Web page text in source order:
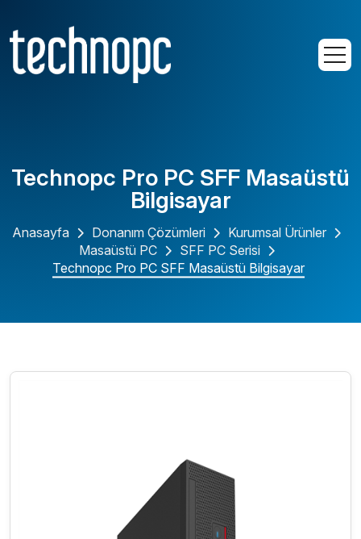
Technopc Pro PC SFF Masaüstü
Bilgisayar
Anasayfa Donanım Çözümleri
Kurumsal Ürünler
Masaüstü PC
SFF PC Serisi
Technopc Pro PC SFF Masaüstü Bilgisayar